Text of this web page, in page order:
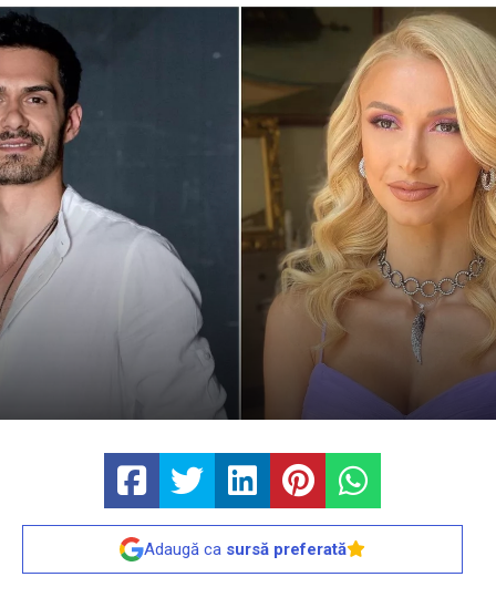
Adaugă ca sursă preferată